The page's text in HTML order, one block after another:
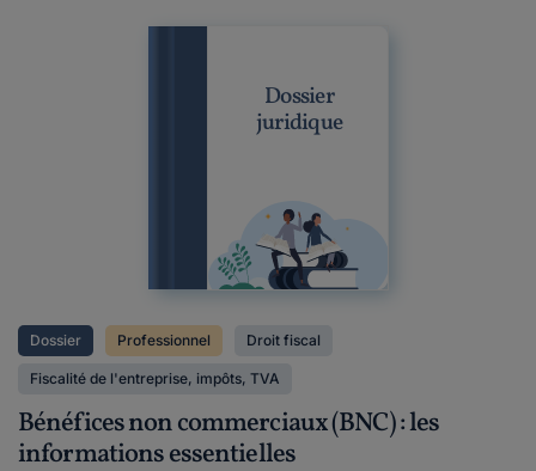
Dossier
juridique
Dossier Professionnel Droit fiscal
Fiscalité de l'entreprise, impôts, TVA
Bénéfices non commerciaux (BNC) : les
informations essentielles